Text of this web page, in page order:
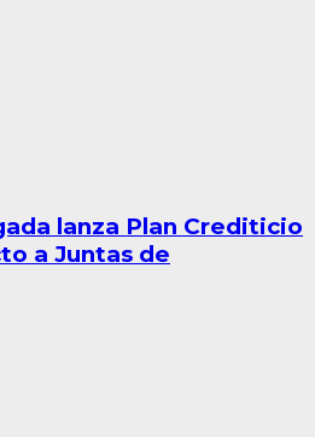
lanza Plan Crediticio
a Juntas de